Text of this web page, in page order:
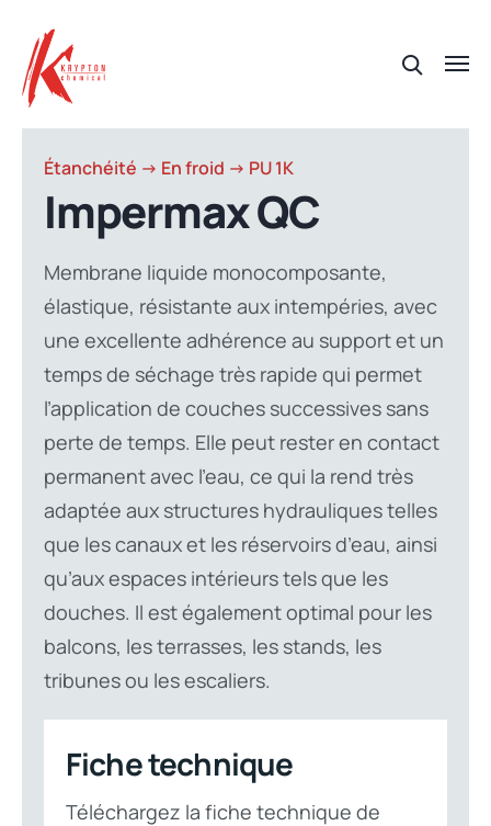
Étanchéité -> En froid -> PU 1K
Impermax QC
Membrane liquide monocomposante,
élastique, résistante aux intempéries, avec
une excellente adhérence au support et un
temps de séchage très rapide qui permet
l’application de couches successives sans
perte de temps. Elle peut rester en contact
permanent avec l’eau, ce qui la rend très
adaptée aux structures hydrauliques telles
que les canaux et les réservoirs d’eau, ainsi
qu’aux espaces intérieurs tels que les
douches. Il est également optimal pour les
balcons, les terrasses, les stands, les
tribunes ou les escaliers.
Fiche technique
Téléchargez la fiche technique de